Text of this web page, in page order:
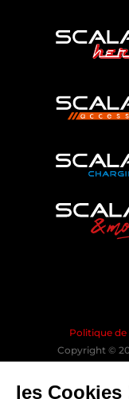
Politique
Copyright ©
les Cookies